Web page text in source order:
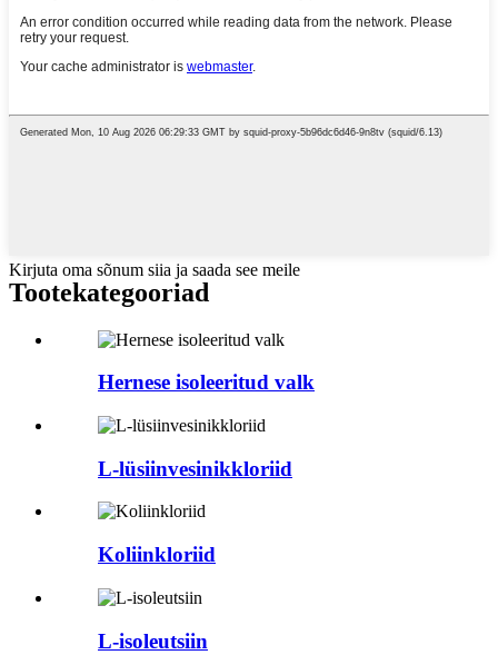
Kirjuta oma sõnum siia ja saada see meile
Tootekategooriad
Hernese isoleeritud valk
L-lüsiinvesinikkloriid
Koliinkloriid
L-isoleutsiin